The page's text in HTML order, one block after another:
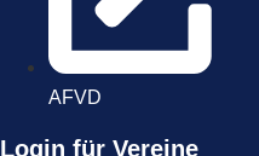
AFVD
Login für Vereine